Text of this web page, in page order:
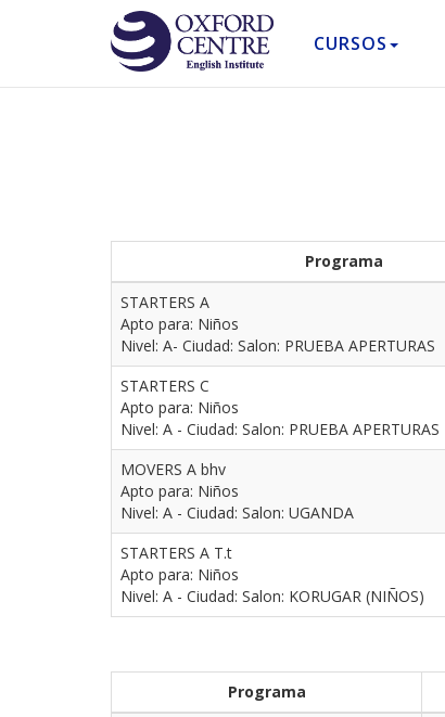
CURSOS
Programa
STARTERS A
Apto para: Niños
Nivel: A- Ciudad: Salon: PRUEBA APERTURAS
STARTERS C
Apto para: Niños
Nivel: A - Ciudad: Salon: PRUEBA APERTURAS
MOVERS A bhv
Apto para: Niños
Nivel: A - Ciudad: Salon: UGANDA
STARTERS A T.t
Apto para: Niños
Nivel: A - Ciudad: Salon: KORUGAR (NIÑOS)
Programa